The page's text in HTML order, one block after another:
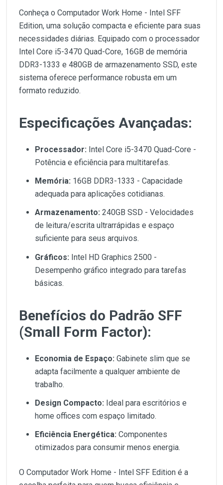
Conheça o Computador Work Home - Intel SFF
Edition, uma solução compacta e eficiente para suas
necessidades diárias. Equipado com o processador
Intel Core i5-3470 Quad-Core, 16GB de memória
DDR3-1333 e 480GB de armazenamento SSD, este
sistema oferece performance robusta em um
formato reduzido.
Especificações Avançadas:
Processador: Intel Core i5-3470 Quad-Core -
Potência e eficiência para multitarefas.
Memória: 16GB DDR3-1333 - Capacidade
adequada para aplicações cotidianas.
Armazenamento: 240GB SSD - Velocidades
de leitura/escrita ultrarrápidas e espaço
suficiente para seus arquivos.
Gráficos: Intel HD Graphics 2500 -
Desempenho gráfico integrado para tarefas
básicas.
Benefícios do Padrão SFF
(Small Form Factor):
Economia de Espaço: Gabinete slim que se
adapta facilmente a qualquer ambiente de
trabalho.
Design Compacto: Ideal para escritórios e
home offices com espaço limitado.
Eficiência Energética: Componentes
otimizados para consumir menos energia.
O Computador Work Home - Intel SFF Edition é a